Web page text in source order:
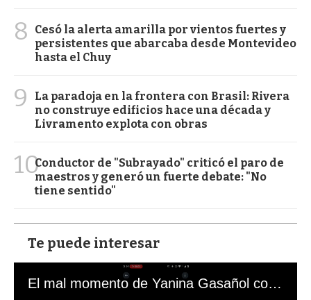
8
Cesó la alerta amarilla por vientos fuertes y
persistentes que abarcaba desde Montevideo
hasta el Chuy
9
La paradoja en la frontera con Brasil: Rivera
no construye edificios hace una década y
Livramento explota con obras
10Conductor de "Subrayado" criticó el paro de
maestros y generó un fuerte debate: "No
tiene sentido"
Te puede interesar
El mal momento de Yanina Gasañol con un hincha argentino en "Subrayado"